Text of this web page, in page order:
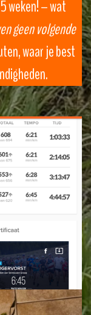
weken! – wat
geen volgende
waar je best